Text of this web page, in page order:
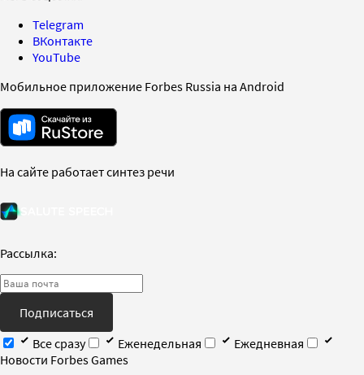
Telegram
ВКонтакте
YouTube
Мобильное приложение Forbes Russia на Android
На сайте работает синтез речи
Рассылка:
Подписаться
Все сразу
Еженедельная
Ежедневная
Новости Forbes Games